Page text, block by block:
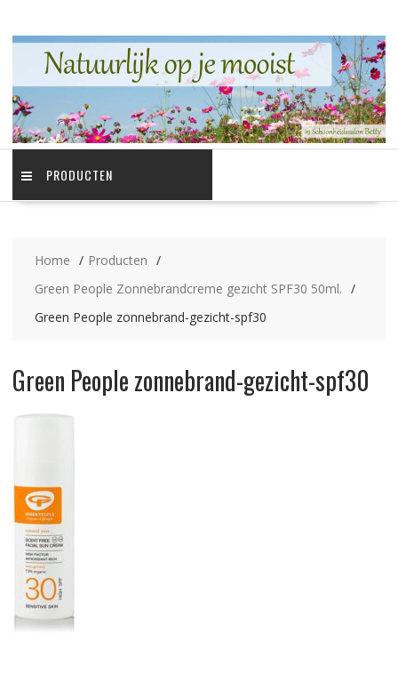
de
PRODUCTEN
Home
Producten
Green People Zonnebrandcreme gezicht SPF30 50ml.
Green People zonnebrand-gezicht-spf30
Green People zonnebrand-gezicht-spf30